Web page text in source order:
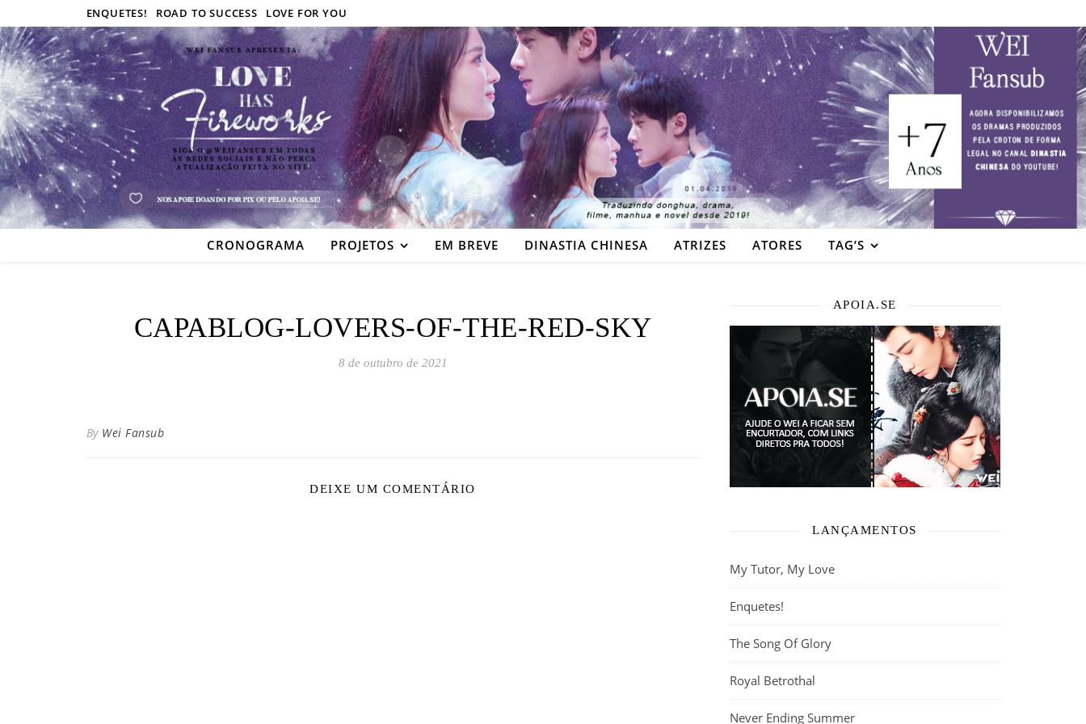
ENQUETES! ROAD TO SUCCESS LOVE FOR YOU
CRONOGRAMA PROJETOS EM BREVE DINASTIA CHINESA ATRIZES ATORES TAG’S
CAPABLOG-LOVERS-OF-THE-RED-SKY
8 de outubro de 2021
By Wei Fansub
DEIXE UM COMENTÁRIO
APOIA.SE
LANÇAMENTOS
My Tutor, My Love
Enquetes!
The Song Of Glory
Royal Betrothal
Never Ending Summer